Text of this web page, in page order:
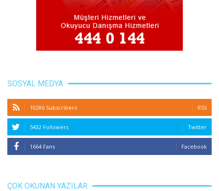
SOSYAL MEDYA
10286 Subscribers RSS
5432 Followers Twitter
1664 Fans Facebook
ÇOK OKUNAN YAZILAR